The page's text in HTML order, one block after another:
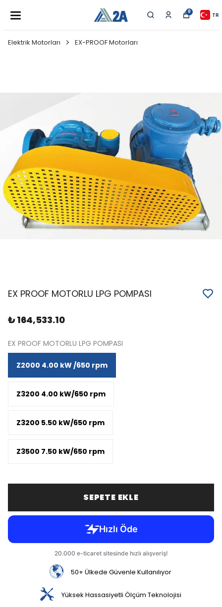
0 TR
Elektrik Motorları EX-PROOF Motorları
EX PROOF MOTORLU LPG POMPASI
₺ 164,533.10
EX PROOF MOTORLU LPG POMPASI
Z2000 4.00 kW /650 rpm
Z3200 4.00 kW/650 rpm
Z3200 5.50 kW/650 rpm
Z3500 7.50 kW/650 rpm
SEPETE EKLE
50+ Ülkede Güvenle Kullanılıyor
Yüksek Hassasiyetli Ölçüm Teknolojisi